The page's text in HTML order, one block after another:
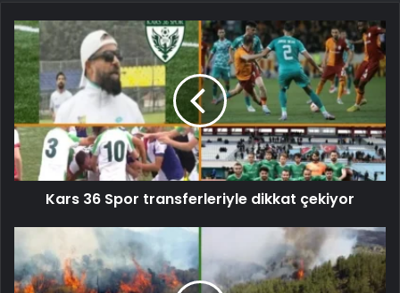
Kars 36 Spor transferleriyle dikkat çekiyor